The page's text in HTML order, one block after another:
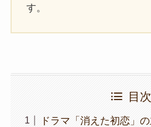
す。
目次
ドラマ「消えた初恋」